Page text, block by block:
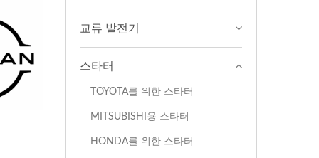
교류 발전기
스타터
TOYOTA를 위한 스타터
MITSUBISHI용 스타터
HONDA를 위한 스타터